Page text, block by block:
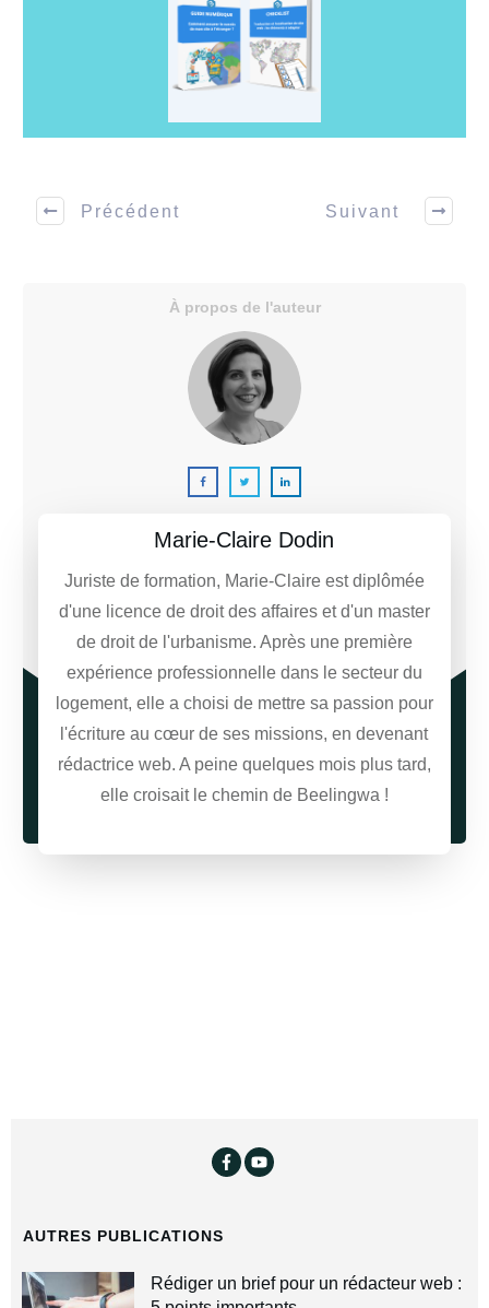
Précédent Suivant
À propos de l'auteur
Marie-Claire Dodin
Juriste de formation, Marie-Claire est diplômée
d'une licence de droit des affaires et d'un master
de droit de l'urbanisme. Après une première
expérience professionnelle dans le secteur du
logement, elle a choisi de mettre sa passion pour
l'écriture au cœur de ses missions, en devenant
rédactrice web. A peine quelques mois plus tard,
elle croisait le chemin de Beelingwa !
AUTRES PUBLICATIONS
Rédiger un brief pour un rédacteur web :